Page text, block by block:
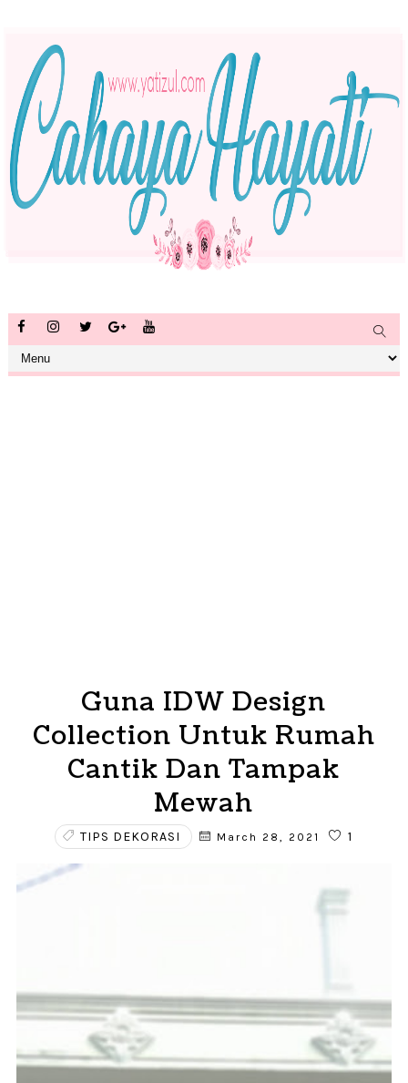
Guna IDW Design
Collection Untuk Rumah
Cantik Dan Tampak
Mewah
TIPS DEKORASI March 28, 2021 1